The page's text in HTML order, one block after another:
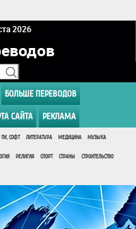
2026
БОЛЬШЕ ПЕРЕВОДОВ
САЙТА РЕКЛАМА
ПК, СОФТ ЛИТЕРАТУРА МЕДИЦИНА МУЗЫКА
РЕЛИГИЯ СПОРТ СТРАНЫ СТРОИТЕЛЬСТВО